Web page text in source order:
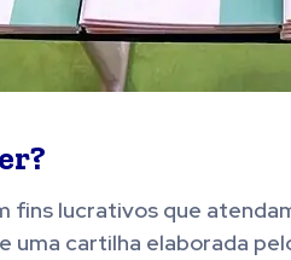
lucrativos que
uma cartilha elaborada